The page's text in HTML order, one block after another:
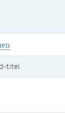
titel